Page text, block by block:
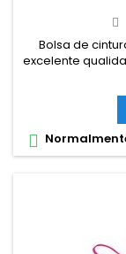
Bolsa de
excelente
fecho.
